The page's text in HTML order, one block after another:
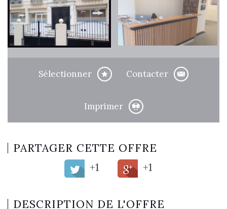
Sélectionner Contacter
Imprimer
PARTAGER CETTE OFFRE
+1
+1
DESCRIPTION DE L'OFFRE